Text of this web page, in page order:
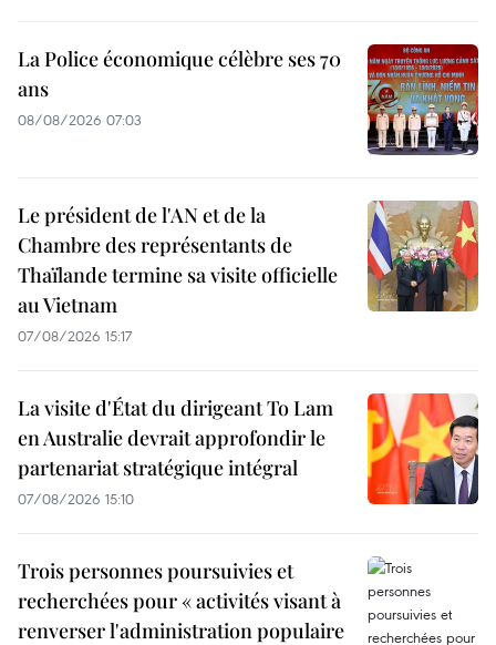
La Police économique célèbre ses 70
ans
08/08/2026 07:03
Le président de l'AN et de la
Chambre des représentants de
Thaïlande termine sa visite officielle
au Vietnam
07/08/2026 15:17
La visite d'État du dirigeant To Lam
en Australie devrait approfondir le
partenariat stratégique intégral
07/08/2026 15:10
Trois personnes poursuivies et
recherchées pour « activités visant à
renverser l'administration populaire